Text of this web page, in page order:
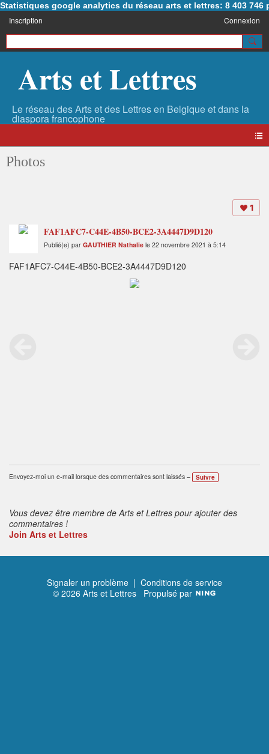
Statistiques google analytics du réseau arts et lettres: 8 403 746
Inscription Connexion
Arts et Lettres
Photos
1
FAF1AFC7-C44E-4B50-BCE2-3A4447D9D120
Publié(e) par GAUTHIER Nathalie le 22 novembre 2021 à 5:14
FAF1AFC7-C44E-4B50-BCE2-3A4447D9D120
Envoyez-moi un e-mail lorsque des commentaires sont laissés – Suivre
Vous devez être membre de Arts et Lettres pour ajouter des
commentaires !
Join Arts et Lettres
Signaler un problème | Conditions de service
© 2026 Arts et Lettres Propulsé par